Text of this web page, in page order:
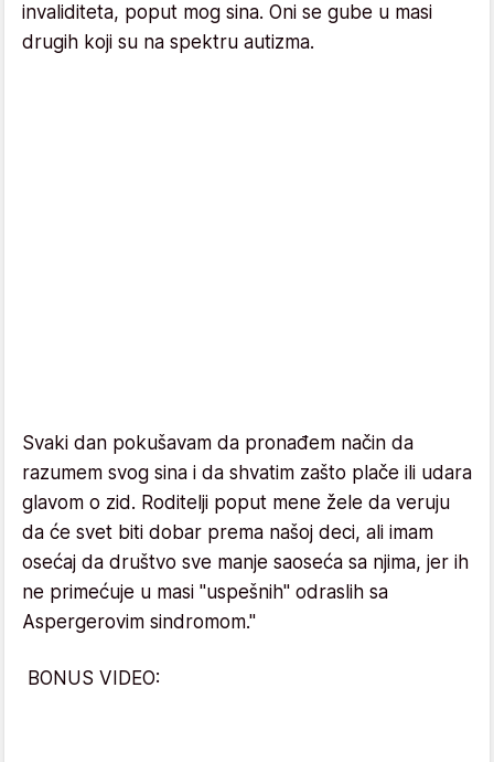
invaliditeta, poput mog sina. Oni se gube u masi
drugih koji su na spektru autizma.
Svaki dan pokušavam da pronađem način da
razumem svog sina i da shvatim zašto plače ili udara
glavom o zid. Roditelji poput mene žele da veruju
da će svet biti dobar prema našoj deci, ali imam
osećaj da društvo sve manje saoseća sa njima, jer ih
ne primećuje u masi "uspešnih" odraslih sa
Aspergerovim sindromom."
BONUS VIDEO: